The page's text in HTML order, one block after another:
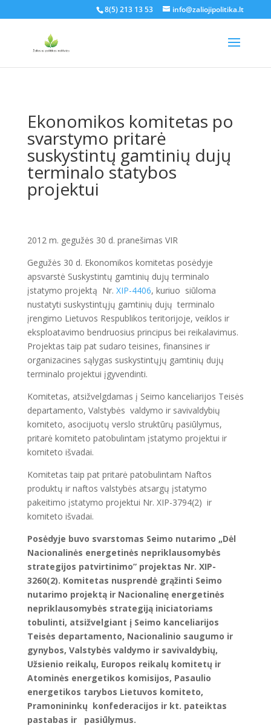
8(5) 213 13 53 info@zaliojipolitika.lt
Ekonomikos komitetas po
svarstymo pritarė
suskystintų gamtinių dujų
terminalo statybos
projektui
2012 m. gegužės 30 d. pranešimas VIR
Gegužės 30 d. Ekonomikos komitetas posėdyje
apsvarstė Suskystintų gamtinių dujų terminalo
įstatymo projektą Nr. XIP-4406, kuriuo siūloma
nustatyti suskystintųjų gamtinių dujų terminalo
įrengimo Lietuvos Respublikos teritorijoje, veiklos ir
eksploatavimo bendruosius principus bei reikalavimus.
Projektas taip pat sudaro teisines, finansines ir
organizacines sąlygas suskystintųjų gamtinių dujų
terminalo projektui įgyvendinti.
Komitetas, atsižvelgdamas į Seimo kanceliarijos Teisės
departamento, Valstybės valdymo ir savivaldybių
komiteto, asocijuotų verslo struktūrų pasiūlymus,
pritarė komiteto patobulintam įstatymo projektui ir
komiteto išvadai.
Komitetas taip pat pritarė patobulintam Naftos
produktų ir naftos valstybės atsargų įstatymo
pakeitimo įstatymo projektui Nr. XIP-3794(2) ir
komiteto išvadai.
Posėdyje buvo svarstomas Seimo nutarimo „Dėl
Nacionalinės energetinės nepriklausomybės
strategijos patvirtinimo” projektas Nr. XIP-
3260(2). Komitetas nusprendė grąžinti Seimo
nutarimo projektą ir Nacionalinę energetinės
nepriklausomybės strategiją iniciatoriams
tobulinti, atsižvelgiant į Seimo kanceliarijos
Teisės departamento, Nacionalinio saugumo ir
gynybos, Valstybės valdymo ir savivaldybių,
Užsienio reikalų, Europos reikalų komitetų ir
Atominės energetikos komisijos, Pasaulio
energetikos tarybos Lietuvos komiteto,
Pramonininkų konfederacijos ir kt. pateiktas
pastabas ir pasiūlymus.